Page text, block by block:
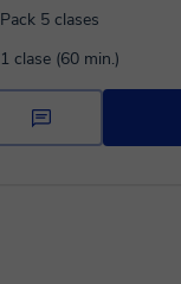
Pack 5 clases
1 clase (60 min.)